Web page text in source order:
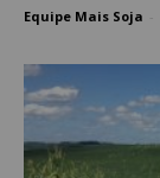
Equipe Mais Soja